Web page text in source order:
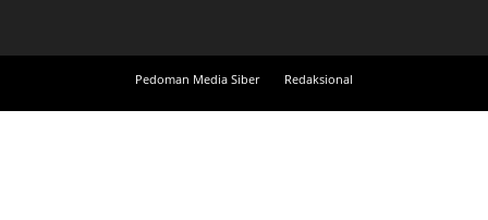
Pedoman Media Siber Redaksional